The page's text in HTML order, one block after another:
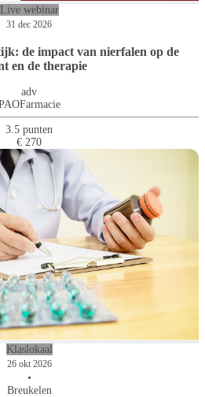
Live webinar
31 dec 2026
de impact van nierfalen op de
en de therapie
adv
3.5 punten
€ 270
Klaslokaal
26 okt 2026
•
Breukelen